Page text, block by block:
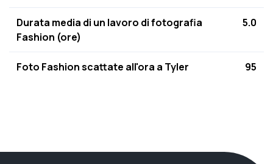
Durata media di un lavoro di fotografia
Fashion (ore)
5.0
Foto Fashion scattate all'ora a Tyler 95